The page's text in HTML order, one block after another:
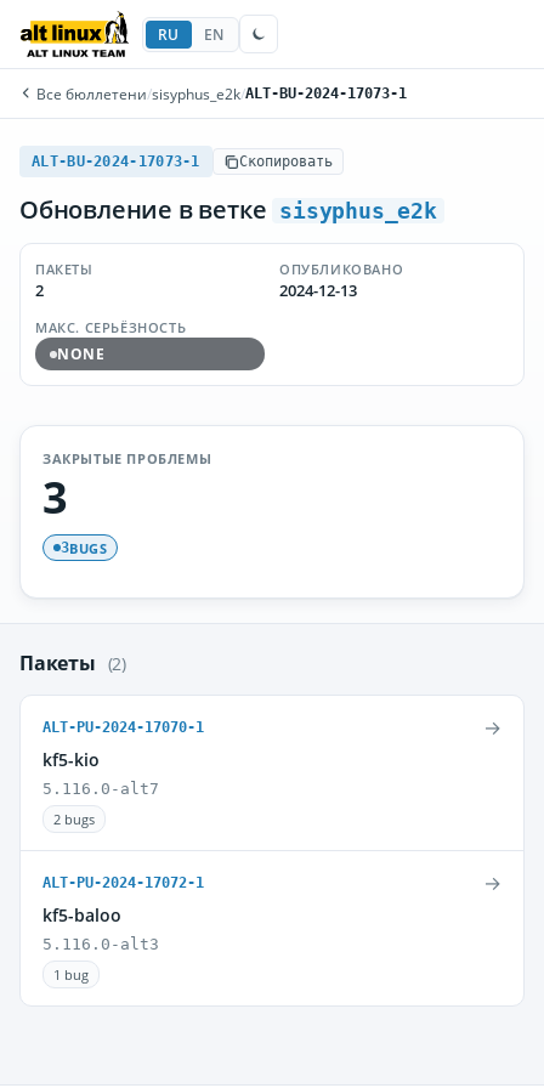
RU EN
Все бюллетени/sisyphus_e2k/ALT-BU-2024-17073-1
ALT-BU-2024-17073-1 Скопировать
Обновление в ветке sisyphus_e2k
ПАКЕТЫ
2
ОПУБЛИКОВАНО
2024-12-13
МАКС. СЕРЬЁЗНОСТЬ
NONE
ЗАКРЫТЫЕ ПРОБЛЕМЫ
3
3BUGS
Пакеты (2)
ALT-PU-2024-17070-1
kf5-kio
5.116.0-alt7
2 bugs
→
ALT-PU-2024-17072-1
kf5-baloo
5.116.0-alt3
1 bug
→